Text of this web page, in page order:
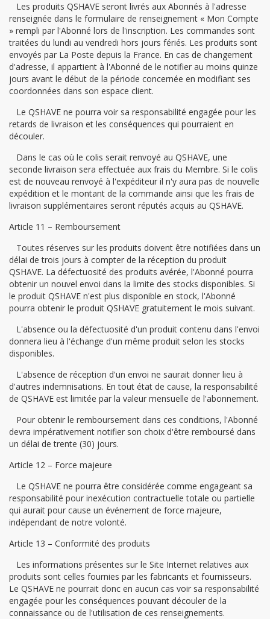
Les produits QSHAVE seront livrés aux Abonnés à l'adresse
renseignée dans le formulaire de renseignement « Mon Compte
» rempli par l'Abonné lors de l'inscription. Les commandes sont
traitées du lundi au vendredi hors jours fériés. Les produits sont
envoyés par La Poste depuis la France. En cas de changement
d'adresse, il appartient à l'Abonné de le notifier au moins quinze
jours avant le début de la période concernée en modifiant ses
coordonnées dans son espace client.
Le QSHAVE ne pourra voir sa responsabilité engagée pour les
retards de livraison et les conséquences qui pourraient en
découler.
Dans le cas où le colis serait renvoyé au QSHAVE, une
seconde livraison sera effectuée aux frais du Membre. Si le colis
est de nouveau renvoyé à l'expéditeur il n'y aura pas de nouvelle
expédition et le montant de la commande ainsi que les frais de
livraison supplémentaires seront réputés acquis au QSHAVE.
Article 11 – Remboursement
Toutes réserves sur les produits doivent être notifiées dans un
délai de trois jours à compter de la réception du produit
QSHAVE. La défectuosité des produits avérée, l'Abonné pourra
obtenir un nouvel envoi dans la limite des stocks disponibles. Si
le produit QSHAVE n'est plus disponible en stock, l'Abonné
pourra obtenir le produit QSHAVE gratuitement le mois suivant.
L'absence ou la défectuosité d'un produit contenu dans l'envoi
donnera lieu à l'échange d'un même produit selon les stocks
disponibles.
L'absence de réception d'un envoi ne saurait donner lieu à
d'autres indemnisations. En tout état de cause, la responsabilité
de QSHAVE est limitée par la valeur mensuelle de l'abonnement.
Pour obtenir le remboursement dans ces conditions, l'Abonné
devra impérativement notifier son choix d'être remboursé dans
un délai de trente (30) jours.
Article 12 – Force majeure
Le QSHAVE ne pourra être considérée comme engageant sa
responsabilité pour inexécution contractuelle totale ou partielle
qui aurait pour cause un événement de force majeure,
indépendant de notre volonté.
Article 13 – Conformité des produits
Les informations présentes sur le Site Internet relatives aux
produits sont celles fournies par les fabricants et fournisseurs.
Le QSHAVE ne pourrait donc en aucun cas voir sa responsabilité
engagée pour les conséquences pouvant découler de la
connaissance ou de l'utilisation de ces renseignements.